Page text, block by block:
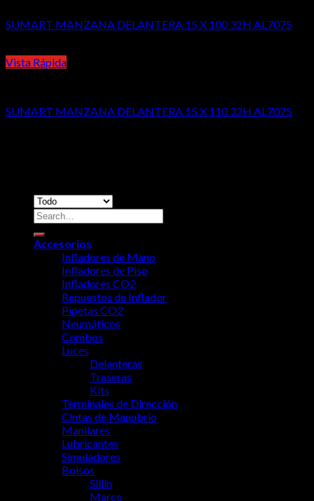
SUMART MANZANA DELANTERA 15 X 100 32H AL7075
Vista Rápida
SUMART MANZANA DELANTERA 15 X 110 32H AL7075
Accesorios
Infladores de Mano
Infladores de Piso
Infladores CO2
Repuestos de Inflador
Pipetas CO2
Neumáticos
Combos
Luces
Delanteras
Traseras
Kits
Terminales de Dirección
Cintas de Manubrio
Manilares
Lubricantes
Simuladores
Bolsos
Sillín
Marco